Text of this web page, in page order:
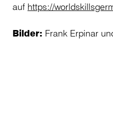
auf https://
Bilder: Frank Erpinar